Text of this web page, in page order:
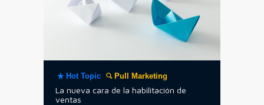
Hot Topic Pull Marketing
La nueva cara de la habilitación de
ventas